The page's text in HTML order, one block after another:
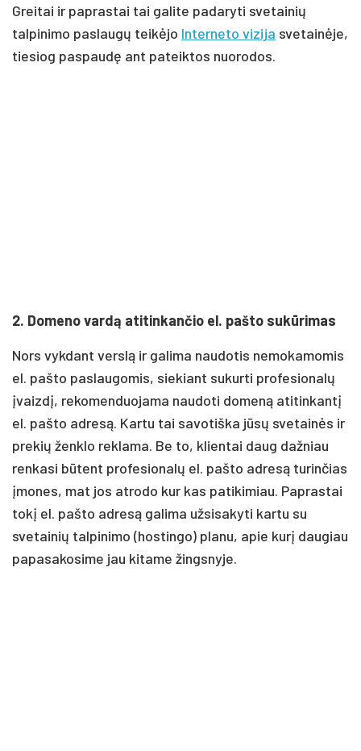
Greitai ir paprastai tai galite padaryti svetainių
talpinimo paslaugų teikėjo Interneto vizija svetainėje,
tiesiog paspaudę ant pateiktos nuorodos.
2. Domeno vardą atitinkančio el. pašto sukūrimas
Nors vykdant verslą ir galima naudotis nemokamomis
el. pašto paslaugomis, siekiant sukurti profesionalų
įvaizdį, rekomenduojama naudoti domeną atitinkantį
el. pašto adresą. Kartu tai savotiška jūsų svetainės ir
prekių ženklo reklama. Be to, klientai daug dažniau
renkasi būtent profesionalų el. pašto adresą turinčias
įmones, mat jos atrodo kur kas patikimiau. Paprastai
tokį el. pašto adresą galima užsisakyti kartu su
svetainių talpinimo (hostingo) planu, apie kurį daugiau
papasakosime jau kitame žingsnyje.